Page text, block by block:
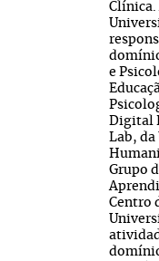
Clínica.
e
Digital
Lab, da
Grupo
Centro